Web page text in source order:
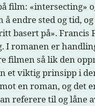
«intersecting»
endre sted og tid,
basert på». Francis
I romanen er
filmen så lik den
et viktig prinsipp i
en roman, og det
referere til og låne